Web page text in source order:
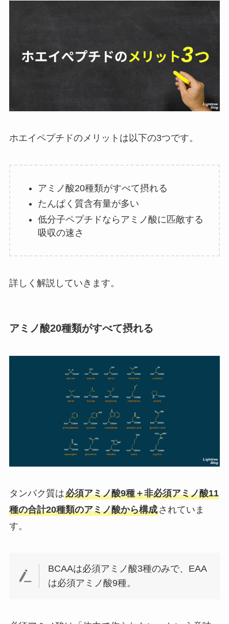
ホエイペプチドのメリットは以下の3つです。
アミノ酸20種類がすべて摂れる
たんぱく質含有量が多い
低分子ペプチドならアミノ酸に匹敵する
吸収の速さ
詳しく解説していきます。
アミノ酸20種類がすべて摂れる
タンパク質は必須アミノ酸9種＋非必須アミノ酸11
種の合計20種類のアミノ酸から構成されていま
す。
BCAAは必須アミノ酸3種のみで、EAA
は必須アミノ酸9種。